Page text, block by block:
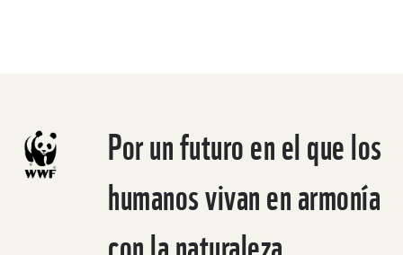
Por un futuro en el que los
humanos vivan en armonía
con la naturaleza.